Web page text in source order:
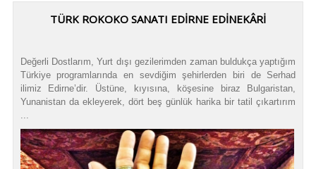
TÜRK ROKOKO SANATI EDİRNE EDİNEKÂRİ
Değerli Dostlarım, Yurt dışı gezilerimden zaman buldukça yaptığım
Türkiye programlarında en sevdiğim şehirlerden biri de Serhad
ilimiz Edirne’dir. Üstüne, kıyısına, köşesine biraz Bulgaristan,
Yunanistan da ekleyerek, dört beş günlük harika bir tatil çıkartırım
...